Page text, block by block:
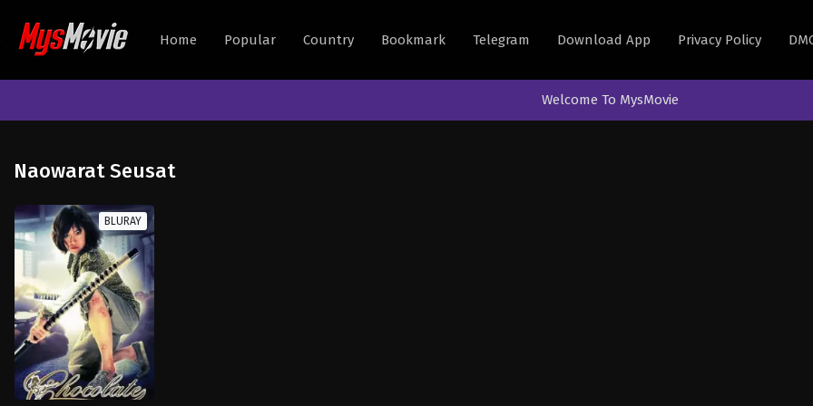
Home Popular Country Bookmark Telegram Download App Privacy Policy
Welcome To MysMovie
Naowarat Seusat
BLURAY